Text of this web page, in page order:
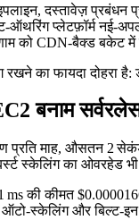
दस्तावेज़ प्रबंधन
प्लेटफ़ॉर्म
को CDN‑बैक्ड बकेट में
का फायदा दोहरा
बनाम
प्रति माह, औसतन 2
स्केलिंग का ओवरहेड
1 ms की कीमत
ऑटो‑स्केलिंग और